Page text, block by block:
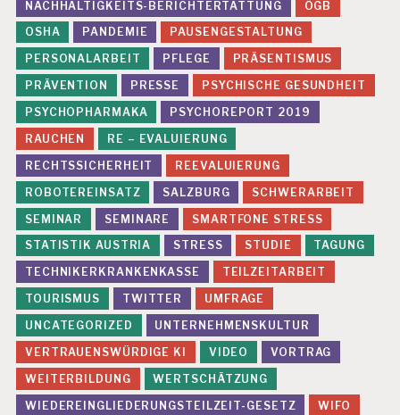
K
A
S
S
E
V
I
D
E
O
NACHHALTIGKEITS-BERICHTERTATTUNG
ÖGB
OSHA
PANDEMIE
PAUSENGESTALTUNG
PERSONALARBEIT
PFLEGE
PRÄSENTISMUS
PRÄVENTION
PRESSE
PSYCHISCHE GESUNDHEIT
PSYCHOPHARMAKA
PSYCHOREPORT 2019
RAUCHEN
RE – EVALUIERUNG
RECHTSSICHERHEIT
REEVALUIERUNG
ROBOTEREINSATZ
SALZBURG
SCHWERARBEIT
SEMINAR
SEMINARE
SMARTFONE STRESS
STATISTIK AUSTRIA
STRESS STUDIE
TAGUNG
TECHNIKERKRANKENKASSE
TEILZEITARBEIT
TOURISMUS
TWITTER
UMFRAGE
UNCATEGORIZED
UNTERNEHMENSKULTUR
VERTRAUENSWÜRDIGE KI
VIDEO
VORTRAG
WEITERBILDUNG
WERTSCHÄTZUNG
WIEDEREINGLIEDERUNGSTEILZEIT-GESETZ
WIFO